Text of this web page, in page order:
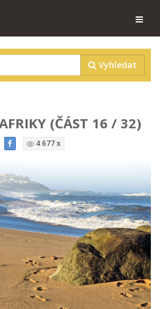
Vyhledat
(ČÁST 16 / 32)
4 677 x